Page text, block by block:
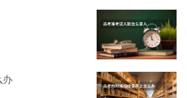
办